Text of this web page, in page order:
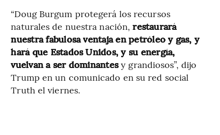
“Doug Burgum protegerá los recursos
naturales de nuestra nación,restaurará
nuestra fabulosa ventaja en petróleo y gas, y
hará que Estados Unidos, y su energía,
vuelvan a ser dominantesy grandiosos”, dijo
Trump en un comunicado en su red social
Truth el viernes.